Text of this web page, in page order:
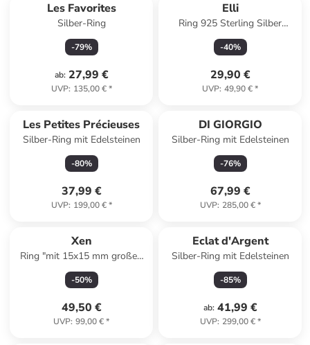
Les Favorites
Silber-Ring
-79%
ab: 27,99 €
UVP: 135,00 €*
Elli
Ring 925 Sterling Silber
Ehering in Gold
-40%
29,90 €
UVP: 49,90 €*
Les Petites Précieuses
Silber-Ring mit Edelsteinen
-80%
37,99 €
UVP: 199,00 €*
DI GIORGIO
Silber-Ring mit Edelsteinen
-76%
67,99 €
UVP: 285,00 €*
Xen
Ring "mit 15x15 mm großen
Quarz hell " in Silber
-50%
49,50 €
UVP: 99,00 €*
Eclat d'Argent
Silber-Ring mit Edelsteinen
-85%
ab: 41,99 €
UVP: 299,00 €*